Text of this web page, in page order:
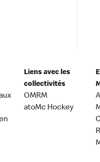
Liens avec les
collectivités
OMRM
atoMc Hockey